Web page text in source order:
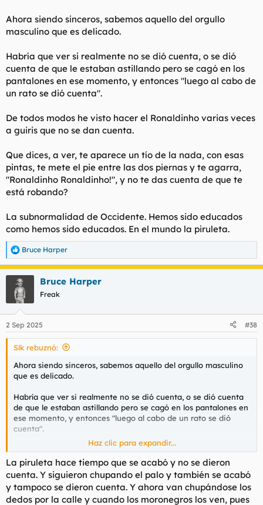
Ahora siendo sinceros, sabemos aquello del orgullo
masculino que es delicado.
Habría que ver si realmente no se dió cuenta, o se dió
cuenta de que le estaban astillando pero se cagó en los
pantalones en ese momento, y entonces "luego al cabo de
un rato se dió cuenta".
De todos modos he visto hacer el Ronaldinho varias veces
a guiris que no se dan cuenta.
Que dices, a ver, te aparece un tío de la nada, con esas
pintas, te mete el pie entre las dos piernas y te agarra,
"Ronaldinho Ronaldinho!", y no te das cuenta de que te
está robando?
La subnormalidad de Occidente. Hemos sido educados
como hemos sido educados. En el mundo la piruleta.
R
e
e
s
Bruce Harper
Bruce Harper
Freak
2 Sep 2025 #38
Slk rebuznó:
Ahora siendo sinceros, sabemos aquello del orgullo masculino
que es delicado.
Habría que ver si realmente no se dió cuenta, o se dió cuenta
de que le estaban astillando pero se cagó en los pantalones en
ese momento, y entonces "luego al cabo de un rato se dió
cuenta".
De todos modos he visto hacer el Ronaldinho varias veces a
guiris que no se dan cuenta.
Que dices, a ver, te aparece un tío de la nada, con esas pintas,
te mete el pie entre las dos piernas y te agarra, "Ronaldinho
Ronaldinho!", y no te das cuenta de que te está robando?
Haz clic para expandir...
La piruleta hace tiempo que se acabó y no se dieron
cuenta. Y siguieron chupando el palo y también se acabó
y tampoco se dieron cuenta. Y ahora van chupándose los
dedos por la calle y cuando los moronegros los ven, pues